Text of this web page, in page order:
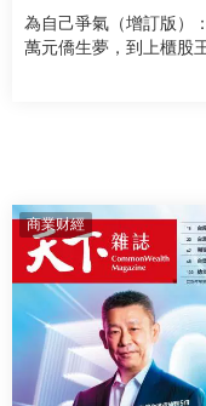
為自己爭氣（增訂版）
萬元僑生夢，到上櫃股
商業财經